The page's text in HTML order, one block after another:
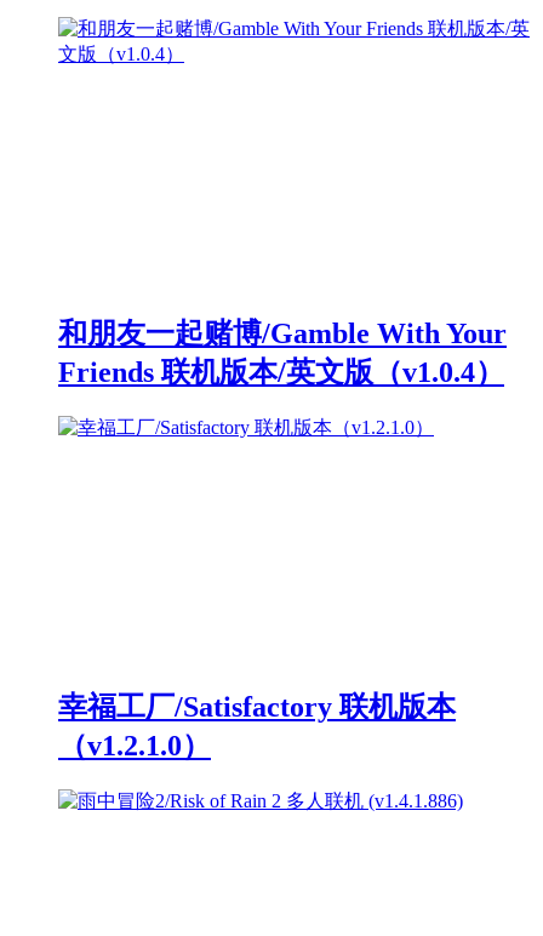
和朋友一起赌博/Gamble With Your
Friends 联机版本/英文版（v1.0.4）
幸福工厂/Satisfactory 联机版本
（v1.2.1.0）